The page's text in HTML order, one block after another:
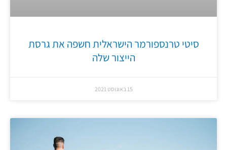
סיטי טרנספורמר הישראלית חשפה את גרסת
הייצור שלה
15 באוגוסט 2021